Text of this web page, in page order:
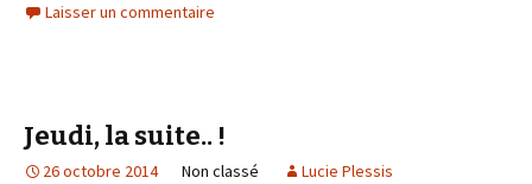
Laisser un commentaire
Jeudi, la suite.. !
26 octobre 2014 Non classé Lucie Plessis